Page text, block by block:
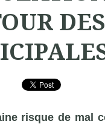
risque de mal